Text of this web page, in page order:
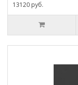
13120 руб.